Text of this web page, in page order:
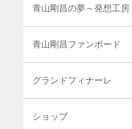
青山剛昌の夢～発想工房
青山剛昌ファンボード
グランドフィナーレ
ショップ